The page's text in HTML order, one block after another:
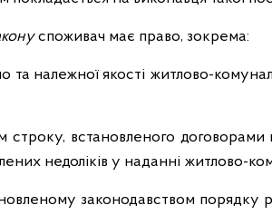
споживач має право, зокрема:
та належної якості житлово-
строку, встановленого
недоліків у наданні житлово-
законодавством порядку